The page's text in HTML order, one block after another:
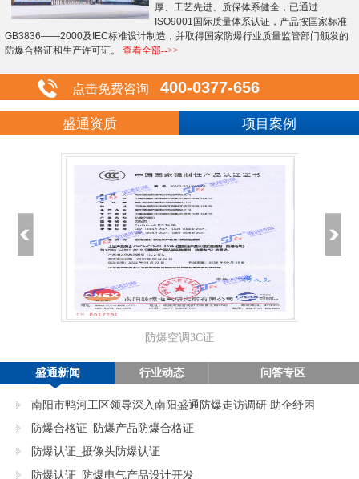
厚、工艺先进、质保体系健全，已通过
ISO9001国际质量体系认证，产品按国家标准
GB3836——2000及IEC标准设计制造，并取得国家防爆行业质量监管部门颁发的
防爆合格证和生产许可证。查看全部-->>
点击免费咨询 400-0377-656
盛通资质 项目案例
防爆空调3C证
盛通新闻 行业动态 问答专区
南阳市鸭河工区领导深入南阳盛通防爆走访调研 助企纾困
促发展
防爆合格证_防爆产品防爆合格证
防爆认证_摄像头防爆认证
防爆认证_防爆电气产品设计开发